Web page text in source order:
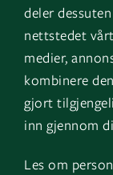
deler
nettstedet
medier,
kombinere
gjort
inn gjennom
Les om
Instagram
YouTube